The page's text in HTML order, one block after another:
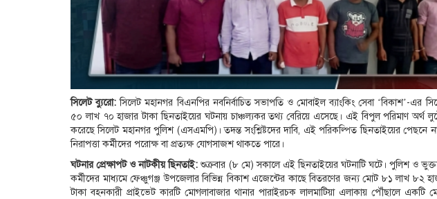
সিলেট ব্যুরো: সিলেট মহানগর বিএনপির নবনির্বাচিত সভাপতি ও মোবাইল ব্যাংকিং সেবা ‘বিকাশ’-এর
৫০ লাখ ৭০ হাজার টাকা ছিনতাইয়ের ঘটনায় চাঞ্চল্যকর তথ্য বেরিয়ে এসেছে। এই বিপুল পরিমাণ অর্থ
করেছে সিলেট মহানগর পুলিশ (এসএমপি)। তদন্ত সংশ্লিষ্টদের দাবি, এই পরিকল্পিত ছিনতাইয়ের পেছনে
নিরাপত্তা কর্মীদের পরোক্ষ বা প্রত্যক্ষ যোগসাজশ থাকতে পারে।
ঘটনার প্রেক্ষাপট ও নাটকীয় ছিনতাই:শুক্রবার (৮ মে) সকালে এই ছিনতাইয়ের ঘটনাটি ঘটে। পুলিশ ও
কর্মীদের মাধ্যমে ফেঞ্চুগঞ্জ উপজেলার বিভিন্ন বিকাশ এজেন্টের কাছে বিতরণের জন্য মোট ৮১ লাখ ৮২
টাকা বহনকারী প্রাইভেট কারটি মোগলাবাজার থানার পারাইরচক লালমাটিয়া এলাকায় পৌঁছালে